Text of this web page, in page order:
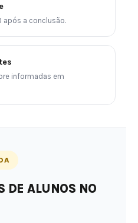
após a conclusão.
informadas em
DE ALUNOS NO